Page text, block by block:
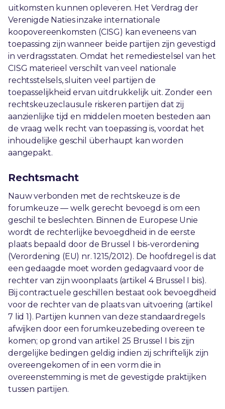
uitkomsten kunnen opleveren. Het Verdrag der
Verenigde Naties inzake internationale
koopovereenkomsten (CISG) kan eveneens van
toepassing zijn wanneer beide partijen zijn gevestigd
in verdragsstaten. Omdat het remediestelsel van het
CISG materieel verschilt van veel nationale
rechtsstelsels, sluiten veel partijen de
toepasselijkheid ervan uitdrukkelijk uit. Zonder een
rechtskeuzeclausule riskeren partijen dat zij
aanzienlijke tijd en middelen moeten besteden aan
de vraag welk recht van toepassing is, voordat het
inhoudelijke geschil überhaupt kan worden
aangepakt.
Rechtsmacht
Nauw verbonden met de rechtskeuze is de
forumkeuze — welk gerecht bevoegd is om een
geschil te beslechten. Binnen de Europese Unie
wordt de rechterlijke bevoegdheid in de eerste
plaats bepaald door de Brussel I bis-verordening
(Verordening (EU) nr. 1215/2012). De hoofdregel is dat
een gedaagde moet worden gedagvaard voor de
rechter van zijn woonplaats (artikel 4 Brussel I bis).
Bij contractuele geschillen bestaat ook bevoegdheid
voor de rechter van de plaats van uitvoering (artikel
7 lid 1). Partijen kunnen van deze standaardregels
afwijken door een forumkeuzebeding overeen te
komen; op grond van artikel 25 Brussel I bis zijn
dergelijke bedingen geldig indien zij schriftelijk zijn
overeengekomen of in een vorm die in
overeenstemming is met de gevestigde praktijken
tussen partijen.